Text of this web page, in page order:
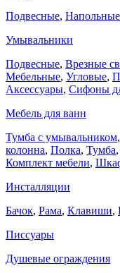
Подвесные, Напольные
Умывальники
Подвесные, Врезные
Мебельные, Угловые,
Аксессуары, Сифоны
Мебель для ванн
Тумба с умывальником,
колонна, Полка, Тумба,
Комплект мебели,
Инсталляции
Бачок, Рама, Клавиши,
Писсуары
Душевые ограждения